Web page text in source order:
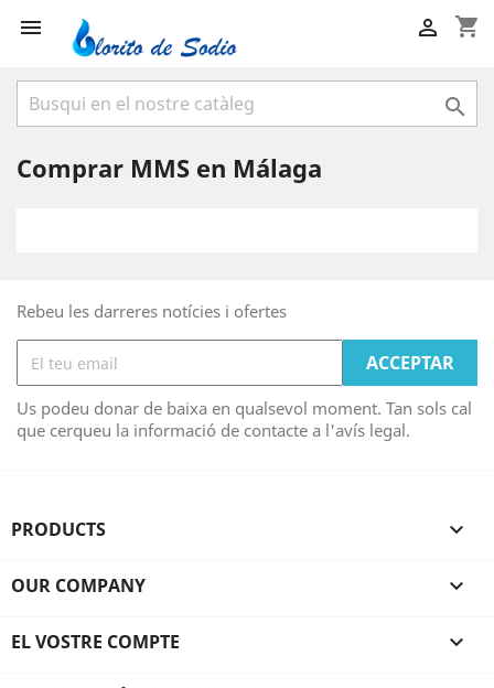
 shopping_cart


Comprar MMS en Málaga
Rebeu les darreres notícies i ofertes
Us podeu donar de baixa en qualsevol moment. Tan sols cal
que cerqueu la informació de contacte a l'avís legal.
PRODUCTS 
OUR COMPANY 
EL VOSTRE COMPTE 